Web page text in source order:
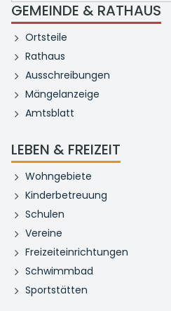
GEMEINDE & RATHAUS
Ortsteile
Rathaus
Ausschreibungen
Mängelanzeige
Amtsblatt
LEBEN & FREIZEIT
Wohngebiete
Kinderbetreuung
Schulen
Vereine
Freizeiteinrichtungen
Schwimmbad
Sportstätten